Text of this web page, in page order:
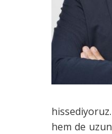
hem de